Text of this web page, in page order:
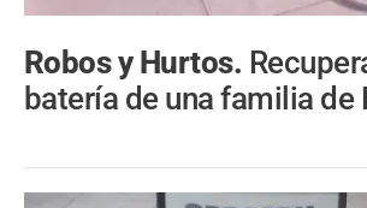
Robos y Hurtos.
batería de una familia de